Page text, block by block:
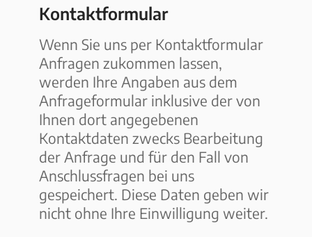
Kontaktformular
Wenn Sie uns per Kontaktformular
Anfragen zukommen lassen,
werden Ihre Angaben aus dem
Anfrageformular inklusive der von
Ihnen dort angegebenen
Kontaktdaten zwecks Bearbeitung
der Anfrage und für den Fall von
Anschlussfragen bei uns
gespeichert. Diese Daten geben wir
nicht ohne Ihre Einwilligung weiter.